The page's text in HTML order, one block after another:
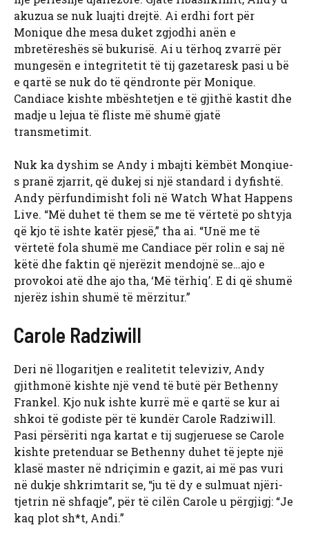
akuzua se nuk luajti drejtë. Ai erdhi fort për
Monique dhe mesa duket zgjodhi anën e
mbretëreshës së bukurisë. Ai u tërhoq zvarrë për
mungesën e integritetit të tij gazetaresk pasi u bë
e qartë se nuk do të qëndronte për Monique.
Candiace kishte mbështetjen e të gjithë kastit dhe
madje u lejua të fliste më shumë gjatë
transmetimit.
Nuk ka dyshim se Andy i mbajti këmbët Monqiue-
s pranë zjarrit, që dukej si një standard i dyfishtë.
Andy përfundimisht foli në Watch What Happens
Live. “Më duhet të them se me të vërtetë po shtyja
që kjo të ishte katër pjesë,” tha ai. “Unë me të
vërtetë fola shumë me Candiace për rolin e saj në
këtë dhe faktin që njerëzit mendojnë se…ajo e
provokoi atë dhe ajo tha, ‘Më tërhiq’. E di që shumë
njerëz ishin shumë të mërzitur.”
Carole Radziwill
Deri në llogaritjen e realitetit televiziv, Andy
gjithmonë kishte një vend të butë për Bethenny
Frankel. Kjo nuk ishte kurrë më e qartë se kur ai
shkoi të godiste për të kundër Carole Radziwill.
Pasi përsëriti nga kartat e tij sugjeruese se Carole
kishte pretenduar se Bethenny duhet të jepte një
klasë master në ndriçimin e gazit, ai më pas vuri
në dukje shkrimtarit se, “ju të dy e sulmuat njëri-
tjetrin në shfaqje”, për të cilën Carole u përgjigj: “Je
kaq plot sh*t, Andi.”